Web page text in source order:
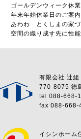
ゴールデンウィーク休
年末年始休業日のご案内
あわわ とくしまの家
空間の織り成す先に性
有限会社 辻組
770-8075 徳
tel 088-668-
fax 088-668-
イシンホーム